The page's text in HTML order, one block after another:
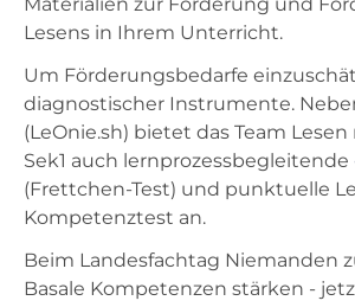
Lesens in Ihrem Unterricht.
Um Förderungsbedarfe
diagnostischer Instrumente.
(LeOnie.sh) bietet das Team
Sek1 auch lernprozessbegleitende
(Frettchen-Test) und punktuelle
Kompetenztest an.
Beim Landesfachtag Niemanden
Basale Kompetenzen stärken -